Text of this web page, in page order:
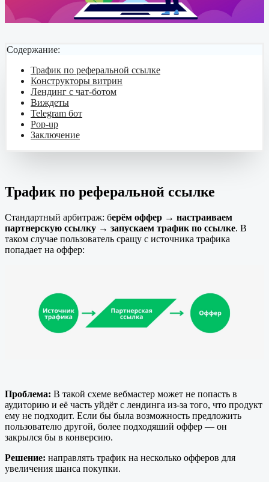
Содержание:
Трафик по реферальной ссылке
Конструкторы витрин
Лендинг с чат-ботом
Виждеты
Telegram бот
Pop-up
Заключение
Трафик по реферальной ссылке
Стандартный арбитраж: берём оффер → настраиваем
партнерскую ссылку → запускаем трафик по ссылке. В
таком случае пользователь сращу с источника трафика
попадает на оффер:
Проблема: В такой схеме вебмастер может не попасть в
аудиторию и её часть уйдёт с лендинга из-за того, что продукт
ему не подходит. Если бы была возможность предложить
пользователю другой, более подходяший оффер — он
закрылся бы в конверсию.
Решение: направлять трафик на несколько офферов для
увеличения шанса покупки.